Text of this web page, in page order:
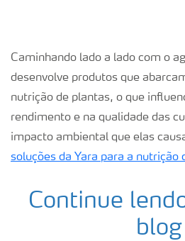
Caminhando lado a lado com o
desenvolve produtos que
nutrição de plantas, o que
rendimento e na qualidade das
impacto ambiental que elas
soluções da Yara para a nutrição
Continue
blog